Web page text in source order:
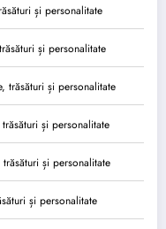
și personalitate
și personalitate
trăsături și personalitate
și personalitate
și personalitate
și personalitate